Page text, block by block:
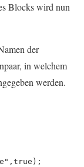
Blocks wird nun
der
in welchem
werden.